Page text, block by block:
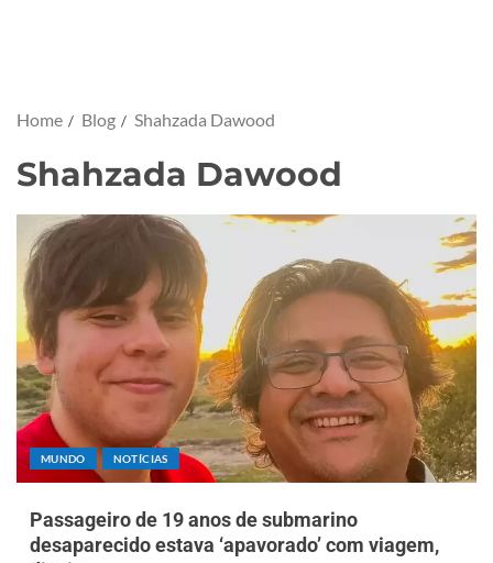
Home Blog Shahzada Dawood
Shahzada Dawood
MUNDO NOTÍCIAS
Passageiro de 19 anos de submarino
desaparecido estava ‘apavorado’ com viagem,